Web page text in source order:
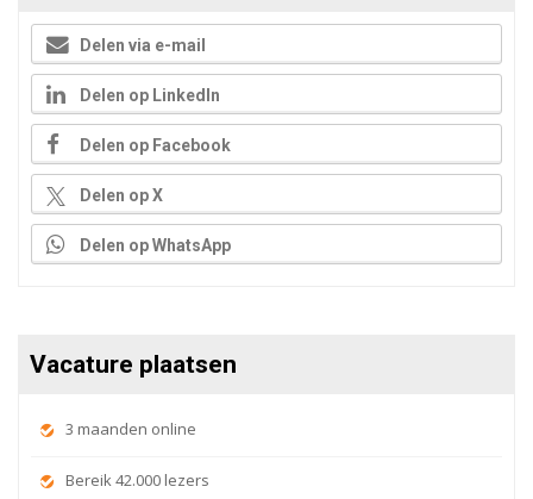
Delen via e-mail
Delen op LinkedIn
Delen op Facebook
Delen op X
Delen op WhatsApp
Vacature plaatsen
3 maanden online
Bereik 42.000 lezers